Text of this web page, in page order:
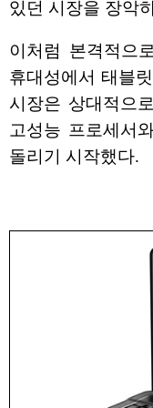
있던 시장을 장악
이처럼 본격적으
휴대성에서 태블
시장은 상대적으
고성능 프로세서
돌리기 시작했다.